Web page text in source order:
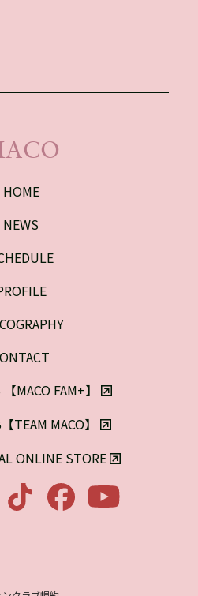
HOME
NEWS
【MACO FAM+】
TEAM MACO】
ONLINE STORE 